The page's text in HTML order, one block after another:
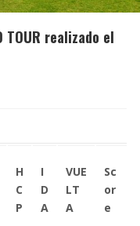
TOUR realizado el
H
C
P
I
D
A
VUE
LT
A
Sc
or
e